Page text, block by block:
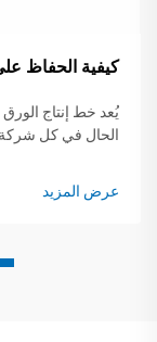
كيفية الحفاظ
يُعد خط إنتاج الورق
الحال في كل شركة
التكلفة. ولكن
عرض المزيد